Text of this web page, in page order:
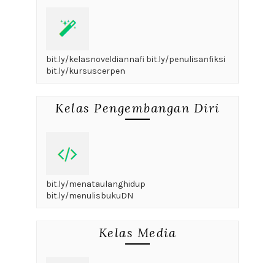
bit.ly/kelasnoveldiannafi bit.ly/penulisanfiksi
bit.ly/kursuscerpen
Kelas Pengembangan Diri
bit.ly/menataulanghidup
bit.ly/menulisbukuDN
Kelas Media